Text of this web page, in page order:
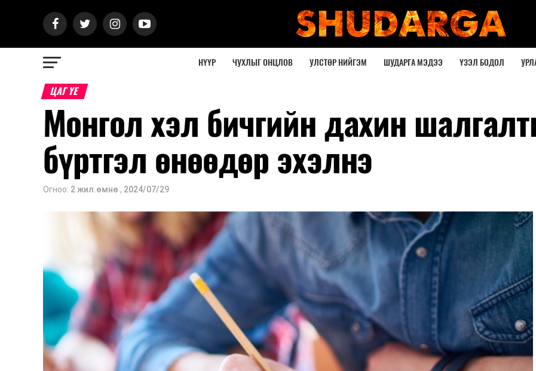
НҮҮР ЧУХЛЫГ ОНЦЛОВ УЛСТӨР НИЙГЭМ ШУДАРГА МЭДЭЭ ҮЗЭЛ БОДОЛ
ЦАГ ҮЕ
Монгол хэл бичгийн дахин
бүртгэл өнөөдөр эхэлнэ
Огноо: 2 жил.өмнө , 2024/07/29